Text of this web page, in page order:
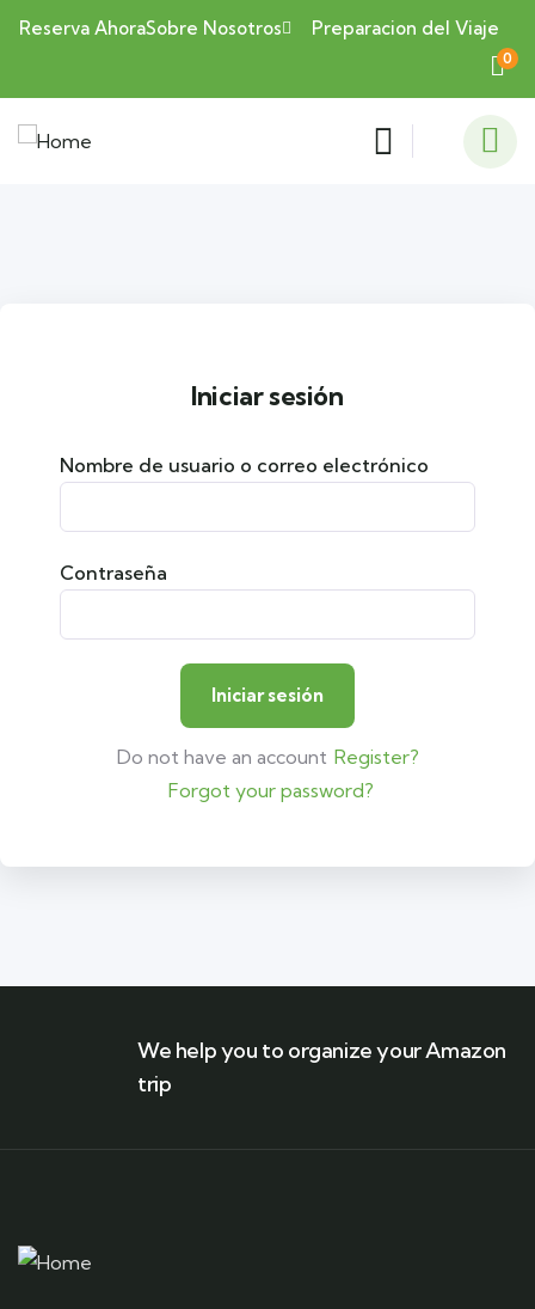
Reserva AhoraSobre Nosotros Preparacion del Viaje
0
Iniciar sesión
Nombre de usuario o correo electrónico
Contraseña
Do not have an account Register?
Forgot your password?
We help you to organize your Amazon
trip